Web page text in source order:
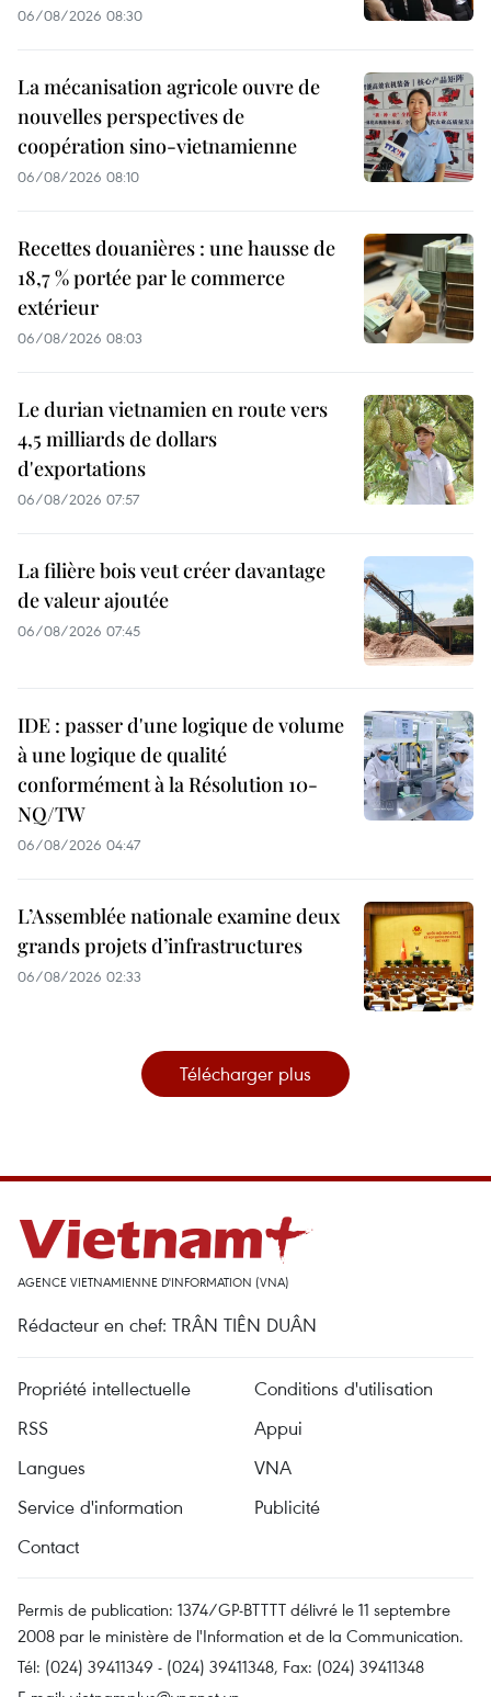
06/08/2026 08:30
La mécanisation agricole ouvre de
nouvelles perspectives de
coopération sino-vietnamienne
06/08/2026 08:10
Recettes douanières : une hausse de
18,7 % portée par le commerce
extérieur
06/08/2026 08:03
Le durian vietnamien en route vers
4,5 milliards de dollars
d'exportations
06/08/2026 07:57
La filière bois veut créer davantage
de valeur ajoutée
06/08/2026 07:45
IDE : passer d'une logique de volume
à une logique de qualité
conformément à la Résolution 10-
NQ/TW
06/08/2026 04:47
L’Assemblée nationale examine deux
grands projets d’infrastructures
06/08/2026 02:33
Télécharger plus
AGENCE VIETNAMIENNE D'INFORMATION (VNA)
Rédacteur en chef: TRÂN TIÊN DUÂN
Propriété intellectuelle
Conditions d'utilisation
RSS
Appui
Langues
VNA
Service d'information
Publicité
Contact
Permis de publication: 1374/GP-BTTTT délivré le 11 septembre
2008 par le ministère de l'Information et de la Communication.
Tél: (024) 39411349 - (024) 39411348, Fax: (024) 39411348